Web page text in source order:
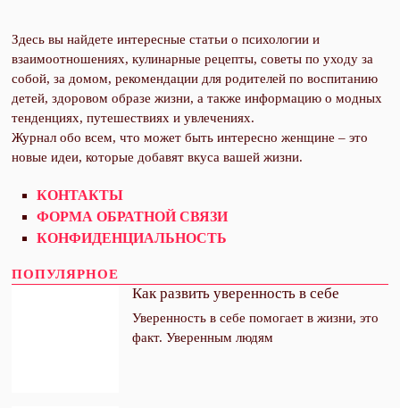
Здесь вы найдете интересные статьи о психологии и
взаимоотношениях, кулинарные рецепты, советы по уходу за
собой, за домом, рекомендации для родителей по воспитанию
детей, здоровом образе жизни, а также информацию о модных
тенденциях, путешествиях и увлечениях.
Журнал обо всем, что может быть интересно женщине – это
новые идеи, которые добавят вкуса вашей жизни.
КОНТАКТЫ
ФОРМА ОБРАТНОЙ СВЯЗИ
КОНФИДЕНЦИАЛЬНОСТЬ
ПОПУЛЯРНОЕ
Как развить уверенность в себе
Уверенность в себе помогает в жизни, это
факт. Уверенным людям